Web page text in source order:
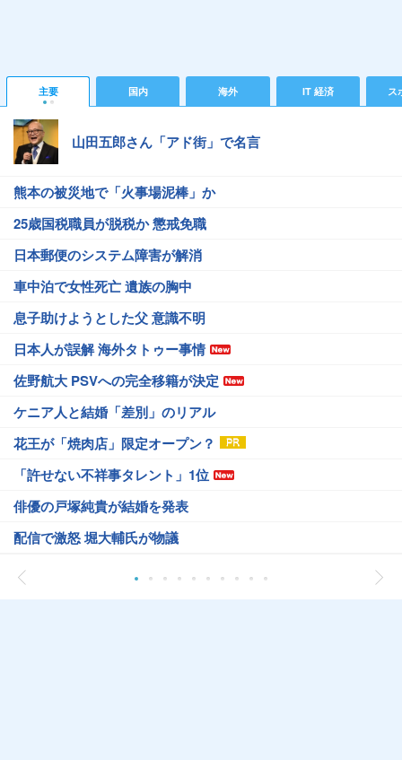
主要 国内 海外 IT 経済 ス
山田五郎さん「アド街」で名言
熊本の被災地で「火事場泥棒」か
25歳国税職員が脱税か 懲戒免職
日本郵便のシステム障害が解消
車中泊で女性死亡 遺族の胸中
息子助けようとした父 意識不明
日本人が誤解 海外タトゥー事情
佐野航大 PSVへの完全移籍が決定
ケニア人と結婚「差別」のリアル
花王が「焼肉店」限定オープン？
「許せない不祥事タレント」1位
俳優の戸塚純貴が結婚を発表
配信で激怒 堀大輔氏が物議